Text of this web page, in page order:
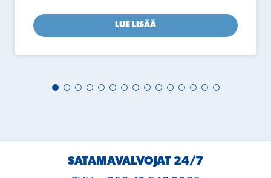
LUE LISÄÄ
SATAMAVALVOJAT 24/7